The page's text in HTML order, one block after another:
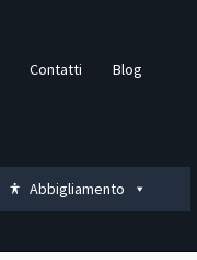
Contatti Blog
Abbigliamento